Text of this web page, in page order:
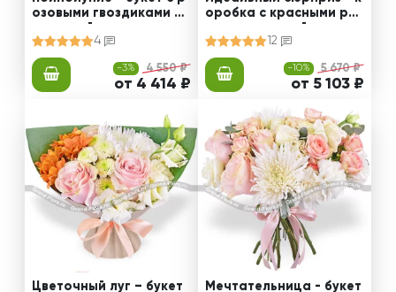
озовыми гвоздиками и
4
-3% 4 550 ₽
от 4 414 ₽
оробка с красными роз
12
-10% 5 670 ₽
от 5 103 ₽
Цветочный луг – букет Мечтательница - букет